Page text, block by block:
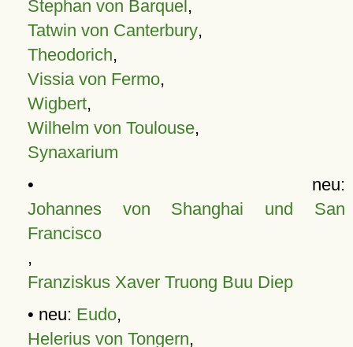
Stephan von Barquel,
Tatwin von Canterbury,
Theodorich,
Vissia von Fermo,
Wigbert,
Wilhelm von Toulouse,
Synaxarium
• neu:
Johannes von Shanghai und San
Francisco
,
Franziskus Xaver Truong Buu Diep
• neu: Eudo,
Helerius von Tongern,